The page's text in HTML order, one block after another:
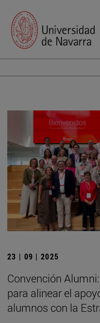
23 | 09 | 2025
Convención
para alinear el
alumnos con la